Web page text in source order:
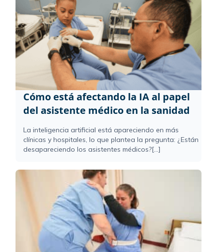
Cómo está afectando la IA al papel
del asistente médico en la sanidad
La inteligencia artificial está apareciendo en más
clínicas y hospitales, lo que plantea la pregunta: ¿Están
desapareciendo los asistentes médicos?[...]